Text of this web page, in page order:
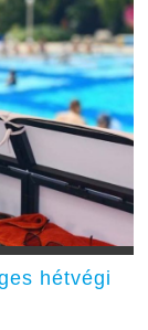
hétvégi